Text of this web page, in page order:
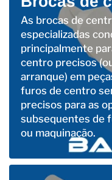
As brocas de
especializadas
principalmente
centro precisos
arranque) em
furos de centro
precisos para as
subsequentes de
ou maquinação.